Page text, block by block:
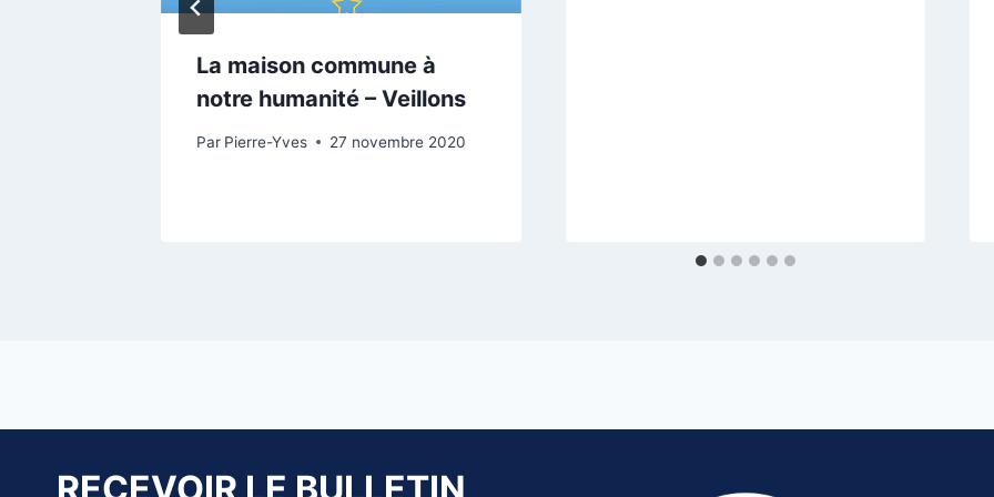
La maison commune à
notre humanité – Veillons
Par Pierre-Yves 27 novembre 2020